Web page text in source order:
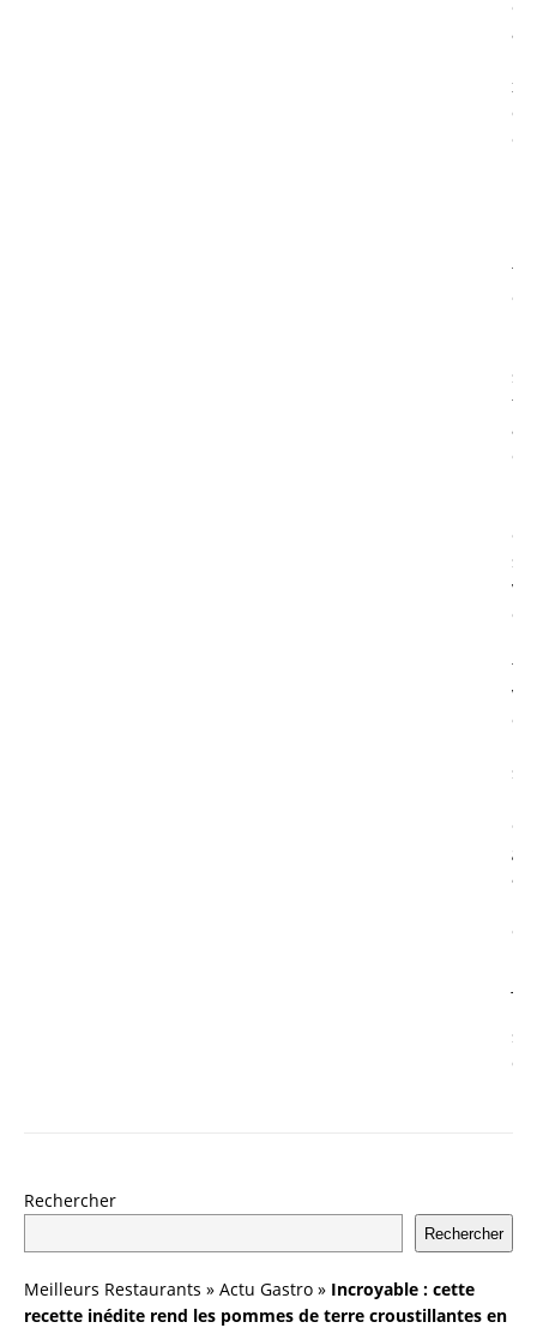
Rechercher
Rechercher
Meilleurs Restaurants » Actu Gastro » Incroyable : cette
recette inédite rend les pommes de terre croustillantes en